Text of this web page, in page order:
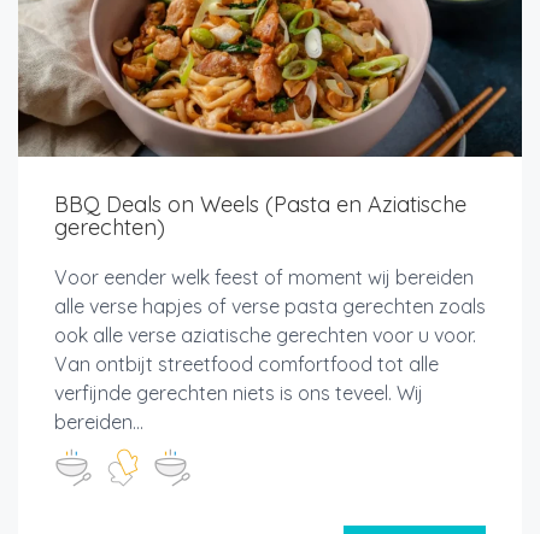
BBQ Deals on Weels (Pasta en Aziatische
gerechten)
Voor eender welk feest of moment wij bereiden
alle verse hapjes of verse pasta gerechten zoals
ook alle verse aziatische gerechten voor u voor.
Van ontbijt streetfood comfortfood tot alle
verfijnde gerechten niets is ons teveel. Wij
bereiden...